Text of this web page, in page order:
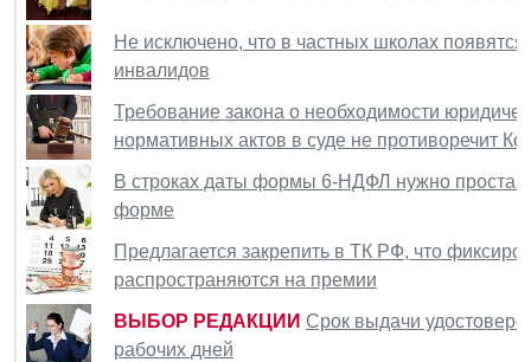
Не исключено, что в частных школах
инвалидов
Требование закона о необходимости
нормативных актов в суде не противоречит
В строках даты формы 6-НДФЛ нужно
форме
Предлагается закрепить в ТК РФ, что
распространяются на премии
ВЫБОР РЕДАКЦИИ Срок выдачи
рабочих дней